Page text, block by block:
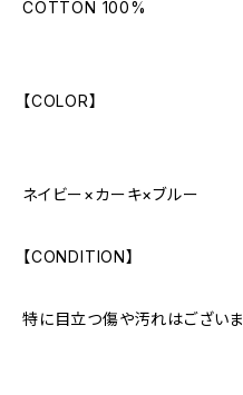
COTTON 100%
【COLOR】
ネイビー×カーキ×ブルー
【CONDITION】
特に目立つ傷や汚れはございま